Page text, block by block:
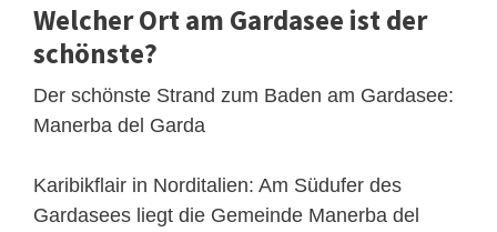
Welcher Ort am Gardasee ist der
schönste?
Der schönste Strand zum Baden am Gardasee:
Manerba del Garda
Karibikflair in Norditalien: Am Südufer des
Gardasees liegt die Gemeinde Manerba del